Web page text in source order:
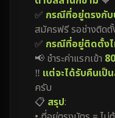
✅ กรณีที่อยู่ตรงกับ
สมัครฟรี รอช่างติดตั้
✅ กรณีที่อยู่ติดตั้ง
📢 ชำระค่าแรกเข้า
‼️ แต่จะได้รับคืนเป็
ครับ
📋 สรุป: